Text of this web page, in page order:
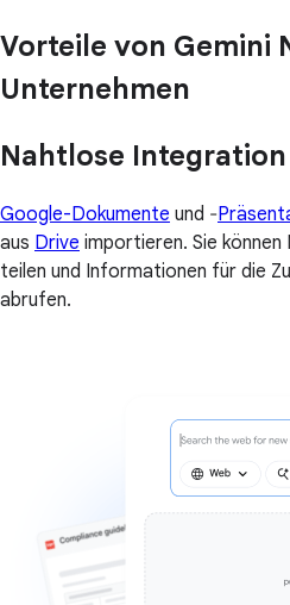
Vorteile von Gemini
Unternehmen
Nahtlose
Google-Dokumente und ‐
aus Drive importieren. Sie
teilen und Informationen für die
abrufen.